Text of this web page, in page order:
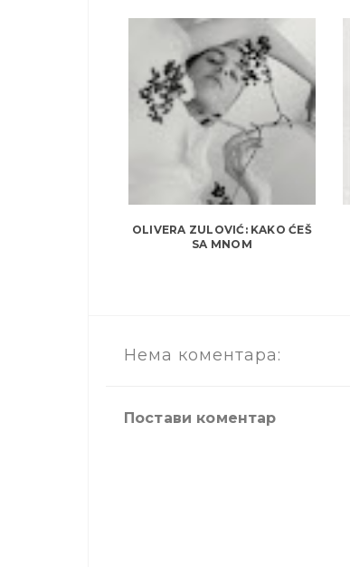
OLIVERA ZULOVIĆ: KAKO ĆEŠ
SA MNOM
Нема коментара:
Постави коментар